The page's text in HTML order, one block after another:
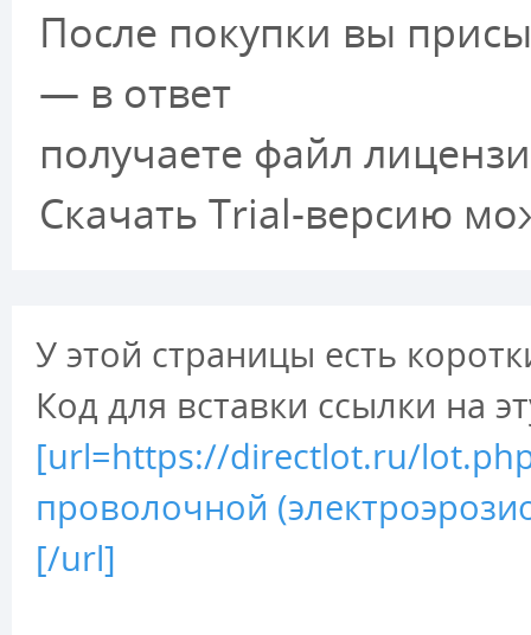
После покупки вы
— в ответ
получаете файл
Скачать Trial-версию
У этой страницы есть
Код для вставки ссылки на
[url=https://directlot.ru/
проволочной
[/url]